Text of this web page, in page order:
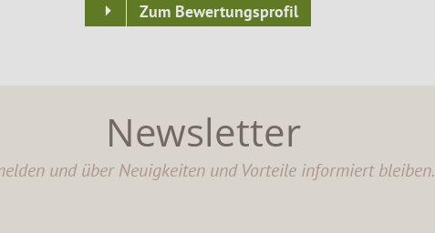
Zum Bewertungsprofil
Newsletter
und über Neuigkeiten und Vorteile informiert bleiben.